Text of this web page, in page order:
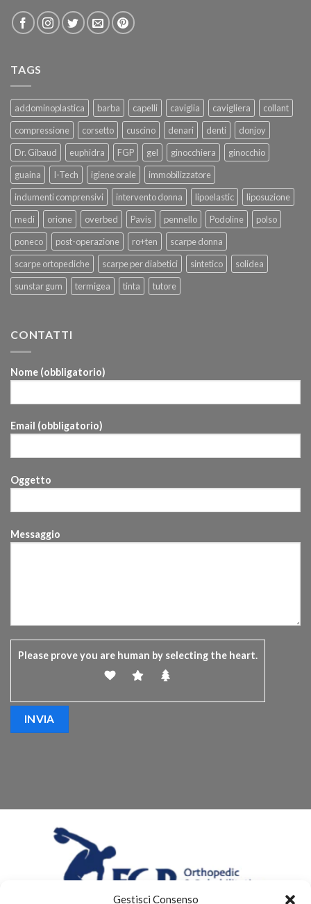
Gestisci Consenso
TAGS
addominoplastica barba capelli caviglia cavigliera
collant
compressione
corsetto cuscino denari denti
donjoy
Dr. Gibaud
euphidra FGP gel ginocchiera
ginocchio
guaina
I-Tech igiene orale
immobilizzatore
indumenti comprensivi
intervento donna lipoelastic
liposuzione
medi
orione overbed Pavis pennello Podoline
polso
poneco
post-operazione ro+ten
scarpe donna
scarpe ortopediche
scarpe per diabetici sintetico
solidea
sunstar gum
termigea tinta tutore
CONTATTI
Nome (obbligatorio)
Email (obbligatorio)
Oggetto
Messaggio
Please prove you are human by selecting the heart.